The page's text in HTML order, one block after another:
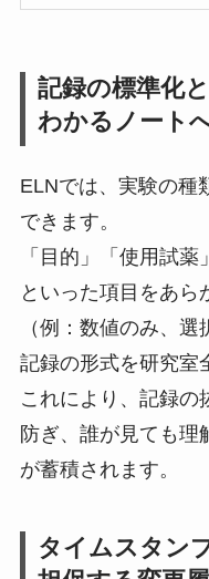
記録の標準化
わかるノート
ELNでは、実験の種
できます。
「目的」「使用試薬
といった項目をあら
（例：数値のみ、選
記録の形式を研究室
これにより、記録の
防ぎ、誰が見ても理
が蓄積されます。
タイムスタン